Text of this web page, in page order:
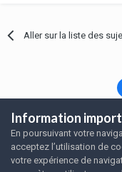
Aller sur la liste des
Langue
Nous
SRFA,
Information
En poursuivant votre
acceptez l’utilisation de
votre expérience de